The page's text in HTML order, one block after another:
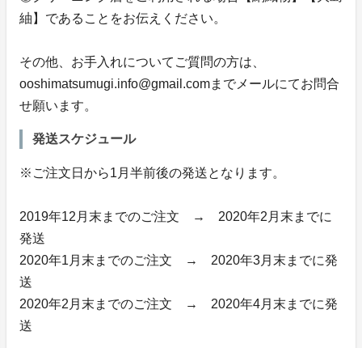
紬】であることをお伝えください。
その他、お手入れについてご質問の方は、
ooshimatsumugi.info@gmail.comまでメールにてお問合
せ願います。
発送スケジュール
※ご注文日から1月半前後の発送となります。
2019年12月末までのご注文 → 2020年2月末までに
発送
2020年1月末までのご注文 → 2020年3月末までに発
送
2020年2月末までのご注文 → 2020年4月末までに発
送